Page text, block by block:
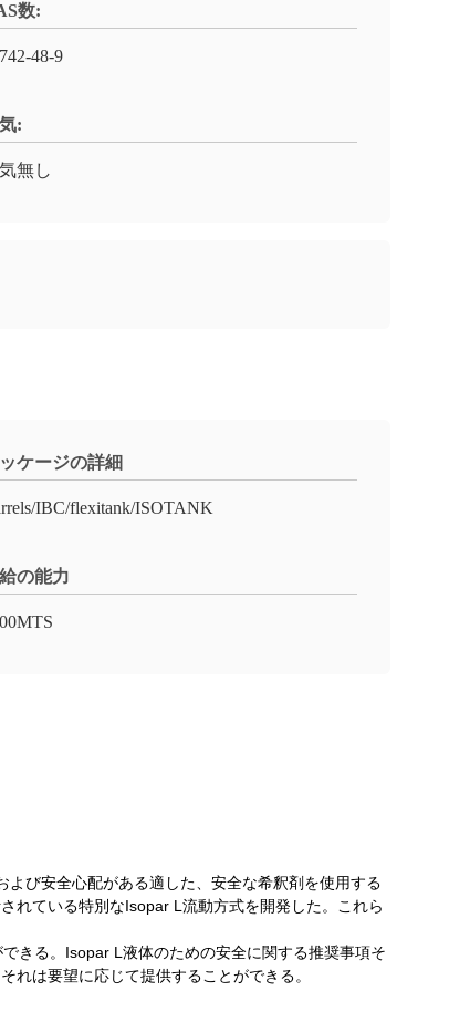
数:
48-9
:
無し
ケージの詳細
IBC/flexitank/ISOTANK
の能力
び安全心配がある適した、安全な希釈剤を使用する
れている特別なIsopar L流動方式を開発した。これら
きる。Isopar L液体のための安全に関する推奨事項そ
れは要望に応じて提供することができる。